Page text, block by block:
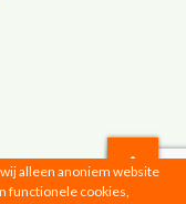
alleen anoniem website
functionele cookies,